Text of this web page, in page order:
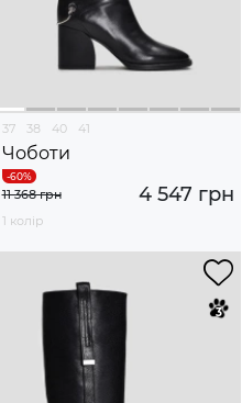
37 38 40 41
Чоботи
4 547 грн
11 368 грн
1 колір